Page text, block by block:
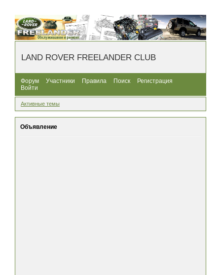
LAND ROVER FREELANDER CLUB
Форум Участники Правила Поиск
Регистрация
Войти
Активные темы
Объявление